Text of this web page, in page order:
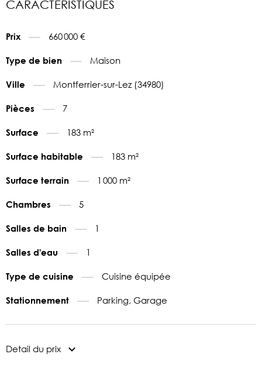
CARACTÉRISTIQUES
Prix 660 000 €
Type de bien Maison
Ville Montferrier-sur-Lez (34980)
Pièces 7
Surface 183 m²
Surface habitable 183 m²
Surface terrain 1 000 m²
Chambres 5
Salles de bain 1
Salles d'eau 1
Type de cuisine Cuisine équipée
Stationnement Parking, Garage
Detail du prix